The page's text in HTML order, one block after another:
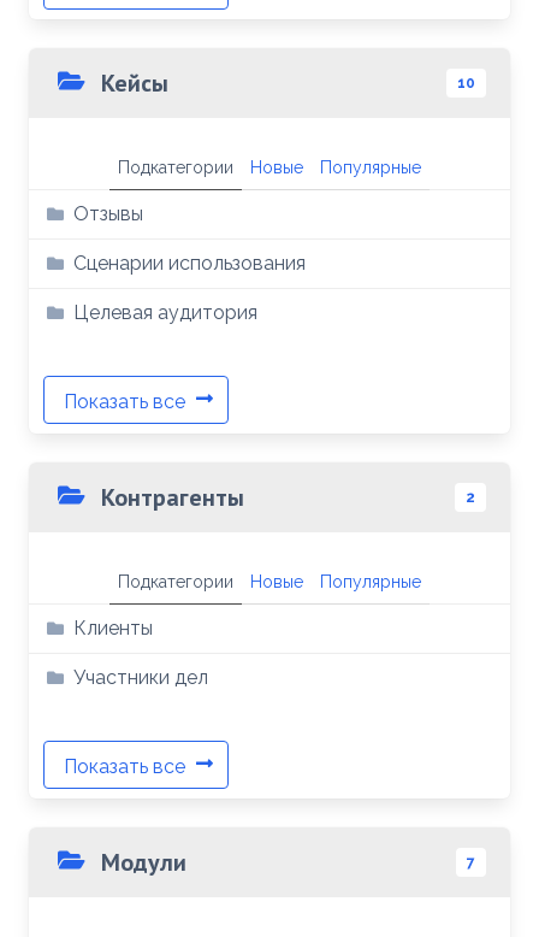
Кейсы 10
Подкатегории Новые Популярные
Отзывы
Сценарии использования
Целевая аудитория
Показать все
Контрагенты 2
Подкатегории Новые Популярные
Клиенты
Участники дел
Показать все
Модули 7